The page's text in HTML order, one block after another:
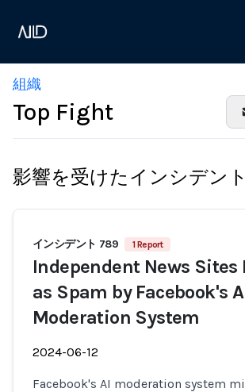
組織
Top Fight
影響を受けたインシデント
インシデント 789 1 Report
Independent News Sites
as Spam by Facebook's
Moderation System
2024-06-12
Facebook's AI moderation system